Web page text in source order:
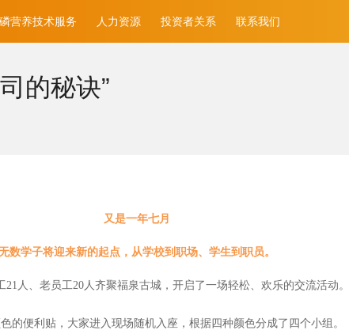
磷营养技术服务 人力资源 投资者关系 联系我们
的秘诀”
又是一年七月
数学子将迎来新的起点，从学校到职场、学生到职员。
人、老员工20人齐聚福泉古城，开启了一场轻松、欢乐的交流活动。
的便利贴，大家进入现场随机入座，根据四种颜色分成了四个小组。